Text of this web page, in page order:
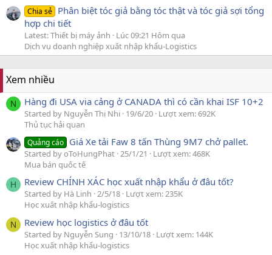
Chia sẻ Phân biệt tóc giả bằng tóc thật và tóc giả sợi tổng
hợp chi tiết
Latest: Thiết bị máy ảnh
Lúc 09:21 Hôm qua
Dịch vụ doanh nghiệp xuất nhập khẩu-Logistics
Xem nhiều
N Hàng đi USA via cảng ở CANADA thì có cần khai ISF 10+2
Started by Nguyễn Thị Nhi 19/6/20 Lượt xem: 692K
Thủ tục hải quan
Quảng cáo Giá Xe tải Faw 8 tấn Thùng 9M7 chở pallet.
Started by oToHungPhat 25/1/21
Lượt xem: 468K
Mua bán quốc tế
H Review CHÍNH XÁC học xuất nhập khẩu ở đâu tốt?
Started by Hà Linh 2/5/18 Lượt xem: 235K
Học xuất nhập khẩu-logistics
N Review học logistics ở đâu tốt
Started by Nguyễn Sung 13/10/18 Lượt xem: 144K
Học xuất nhập khẩu-logistics